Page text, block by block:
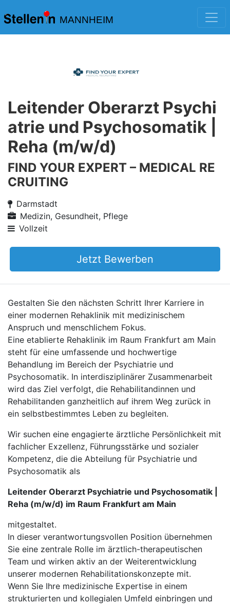
MANNHEIM
Leitender Oberarzt Psychi
atrie und Psychosomatik |
Reha (m/w/d)
FIND YOUR EXPERT – MEDICAL RE
CRUITING
Darmstadt
Medizin, Gesundheit, Pflege
Vollzeit
Jetzt Bewerben
Gestalten Sie den nächsten Schritt Ihrer Karriere in
einer modernen Rehaklinik mit medizinischem
Anspruch und menschlichem Fokus.
Eine etablierte Rehaklinik im Raum Frankfurt am Main
steht für eine umfassende und hochwertige
Behandlung im Bereich der Psychiatrie und
Psychosomatik. In interdisziplinärer Zusammenarbeit
wird das Ziel verfolgt, die Rehabilitandinnen und
Rehabilitanden ganzheitlich auf ihrem Weg zurück in
ein selbstbestimmtes Leben zu begleiten.
Wir suchen eine engagierte ärztliche Persönlichkeit mit
fachlicher Exzellenz, Führungsstärke und sozialer
Kompetenz, die die Abteilung für Psychiatrie und
Psychosomatik als
Leitender Oberarzt Psychiatrie und Psychosomatik |
Reha (m/w/d) im Raum Frankfurt am Main
mitgestaltet.
In dieser verantwortungsvollen Position übernehmen
Sie eine zentrale Rolle im ärztlich-therapeutischen
Team und wirken aktiv an der Weiterentwicklung
unserer modernen Rehabilitationskonzepte mit.
Wenn Sie Ihre medizinische Expertise in einem
strukturierten und kollegialen Umfeld einbringen und